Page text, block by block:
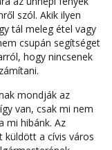
szól. Akik ilyen
tál meleg étel vagy
csupán segítséget
hogy nincsenek
mondják az
van, csak mi nem
mi hibánk. Az
küldött a cívis város